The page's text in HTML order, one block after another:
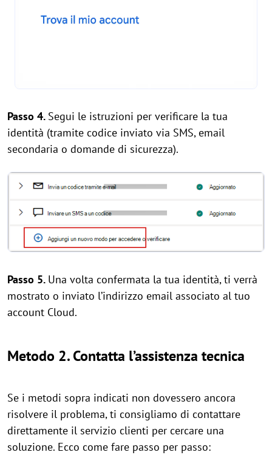
Passo 4. Segui le istruzioni per verificare la tua
identità (tramite codice inviato via SMS, email
secondaria o domande di sicurezza).
Passo 5. Una volta confermata la tua identità, ti verrà
mostrato o inviato l’indirizzo email associato al tuo
account Cloud.
Metodo 2. Contatta l’assistenza tecnica
Se i metodi sopra indicati non dovessero ancora
risolvere il problema, ti consigliamo di contattare
direttamente il servizio clienti per cercare una
soluzione. Ecco come fare passo per passo: